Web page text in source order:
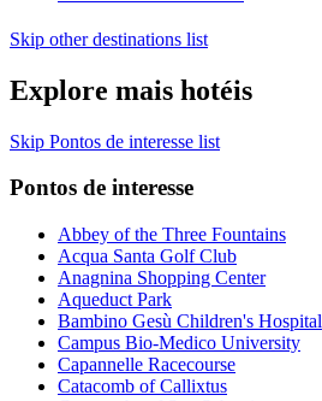
Skip other destinations list
Explore mais hotéis
Skip Pontos de interesse list
Pontos de interesse
Abbey of the Three Fountains
Acqua Santa Golf Club
Anagnina Shopping Center
Aqueduct Park
Bambino Gesù Children's Hospital
Campus Bio-Medico University
Capannelle Racecourse
Catacomb of Callixtus